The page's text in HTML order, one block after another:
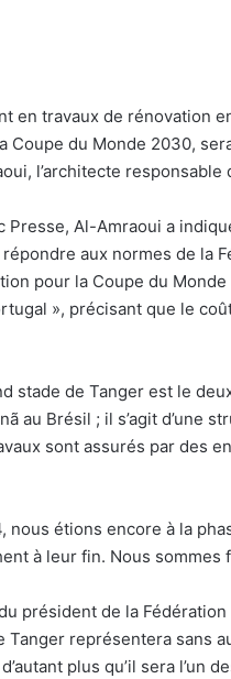
en travaux de rénovation
Coupe du Monde 2030,
l’architecte responsable
Presse, Al-Amraoui a
aux normes de la
pour la Coupe du
», précisant que le
stade de Tanger est le
au Brésil ; il s’agit d’une
sont assurés par des
étions encore à la
à leur fin. Nous sommes
président de la
représentera sans
plus qu’il sera l’un